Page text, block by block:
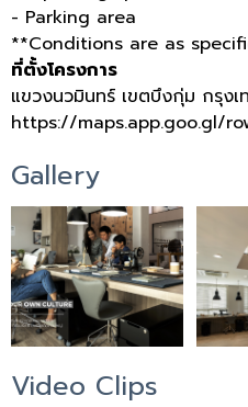
- Parking area
**Conditions are as
ที่ตั้งโครงการ
แขวงนวมินทร์ เขตบึงกุ่ม กรุง
https://maps.app.goo.gl/
Gallery
Video Clips